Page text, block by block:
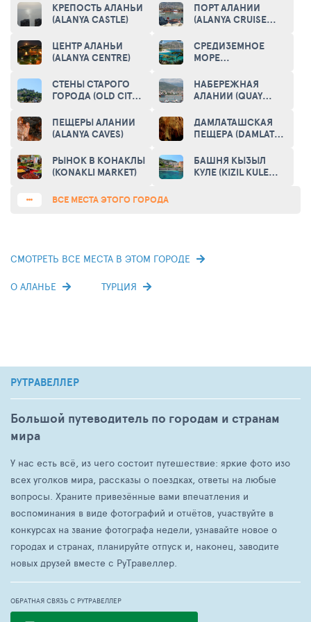
КРЕПОСТЬ АЛАНЬИ
(ALANYA CASTLE)
ПОРТ АЛАНИИ
(ALANYA CRUISE
ЦЕНТР АЛАНЬИ
(ALANYA CENTRE)
СРЕДИЗЕМНОЕ
МОРЕ
SEA)
СТЕНЫ СТАРОГО
ГОРОДА (OLD CITY
НАБЕРЕЖНАЯ
АЛАНИИ (QUAY
ПЕЩЕРЫ АЛАНИИ
(ALANYA CAVES)
ДАМЛАТАШСКАЯ
ПЕЩЕРА (DAMLATAS
РЫНОК В КОНАКЛЫ
(KONAKLI MARKET)
БАШНЯ КЫЗЫЛ
КУЛЕ (KIZIL KULE
ВСЕ МЕСТА ЭТОГО ГОРОДА
СМОТРЕТЬ ВСЕ МЕСТА В ЭТОМ ГОРОДЕ
О АЛАНЬЕ ТУРЦИЯ
РУТРАВЕЛЛЕР
Большой путеводитель по городам и странам
мира
У нас есть всё, из чего состоит путешествие: яркие фото изо
всех уголков мира, рассказы о поездках, ответы на любые
вопросы. Храните привезённые вами впечатления и
воспоминания в виде фотографий и отчётов, участвуйте в
конкурсах на звание фотографа недели, узнавайте новое о
городах и странах, планируйте отпуск и, наконец, заводите
новых друзей вместе с РуТравеллер.
ОБРАТНАЯ СВЯЗЬ С РУТРАВЕЛЛЕР